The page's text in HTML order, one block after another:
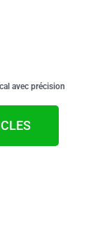
avec précision